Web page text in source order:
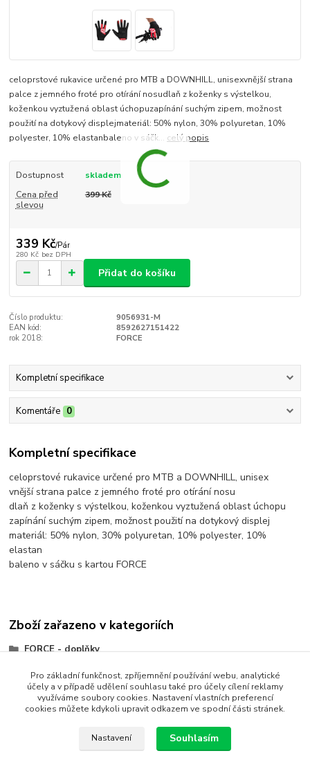
celoprstové rukavice určené pro MTB a DOWNHILL, unisexvnější strana
palce z jemného froté pro otírání nosudlaň z koženky s výstelkou,
koženkou vyztužená oblast úchopuzapínání suchým zipem, možnost
použití na dotykový displejmateriál: 50% nylon, 30% polyuretan, 10%
polyester, 10% elastanbaleno v sáčk... celý popis
Dostupnost
skladem
Cena před
slevou
399 Kč
339 Kč/Pár
280 Kč bez DPH
Přidat do košíku
Číslo produktu:
9056931-M
EAN kód:
8592627151422
rok 2018:
FORCE
Kompletní specifikace
Komentáře 0
Kompletní specifikace
celoprstové rukavice určené pro MTB a DOWNHILL, unisex
vnější strana palce z jemného froté pro otírání nosu
dlaň z koženky s výstelkou, koženkou vyztužená oblast úchopu
zapínání suchým zipem, možnost použití na dotykový displej
materiál: 50% nylon, 30% polyuretan, 10% polyester, 10%
elastan
baleno v sáčku s kartou FORCE
Zboží zařazeno v kategoriích
FORCE - doplňky
Oblečení
Rukavice
Pro základní funkčnost, zpříjemnění používání webu, analytické
účely a v případě udělení souhlasu také pro účely cílení reklamy
využíváme soubory cookies. Nastavení vlastních preferencí
cookies můžete kdykoli upravit odkazem ve spodní části stránek.
Nastavení Souhlasím